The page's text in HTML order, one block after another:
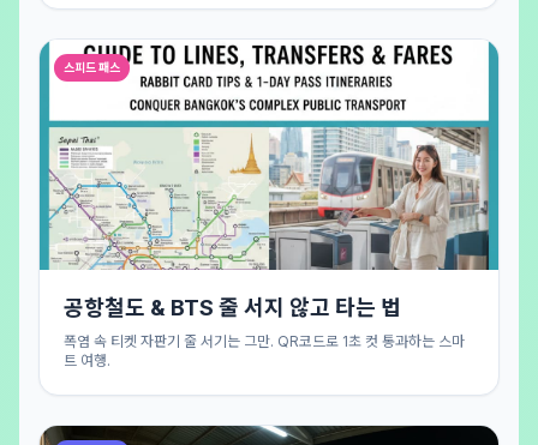
스피드 패스
공항철도 & BTS 줄 서지 않고 타는 법
폭염 속 티켓 자판기 줄 서기는 그만. QR코드로 1초 컷 통과하는 스마
트 여행.